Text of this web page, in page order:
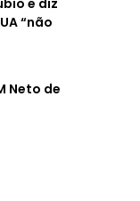
e diz
“não
Neto de